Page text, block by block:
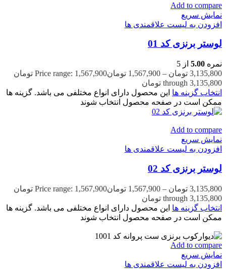
Add to compare
نمایش سریع
افزودن به لیست علاقمندی ها
لوستر برنزی کد 01
نمره 5.00 از 5
3,135,800 تومان –
1,567,900 تومان
Price range: 1,567,900 تومان
through 3,135,800 تومان
انتخاب گزینه ها این محصول دارای انواع مختلفی می باشد. گزینه ها
ممکن است در صفحه محصول انتخاب شوند
Add to compare
نمایش سریع
افزودن به لیست علاقمندی ها
لوستر برنزی کد 02
3,135,800 تومان –
1,567,900 تومان
Price range: 1,567,900 تومان
through 3,135,800 تومان
انتخاب گزینه ها این محصول دارای انواع مختلفی می باشد. گزینه ها
ممکن است در صفحه محصول انتخاب شوند
Add to compare
نمایش سریع
افزودن به لیست علاقمندی ها